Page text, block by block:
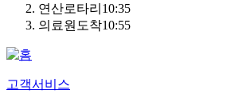
연산로타리 10:35
의료원도착10:55
고객서비스